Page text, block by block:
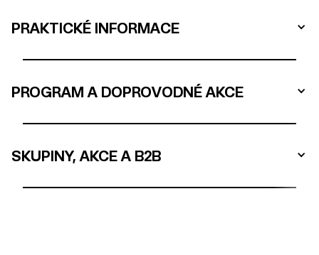
PRAKTICKÉ INFORMACE
PROGRAM A DOPROVODNÉ AKCE
SKUPINY, AKCE A B2B